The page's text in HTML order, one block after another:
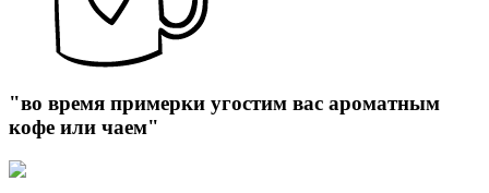
"во время примерки угостим вас ароматным
кофе или чаем"